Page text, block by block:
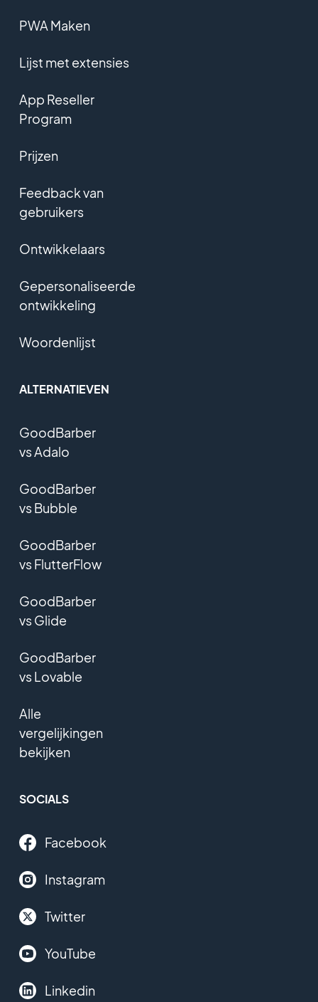
PWA Maken
Lijst met extensies
App Reseller
Program
Prijzen
Feedback van
gebruikers
Ontwikkelaars
Gepersonaliseerde
ontwikkeling
Woordenlijst
ALTERNATIEVEN
GoodBarber
vs Adalo
GoodBarber
vs Bubble
GoodBarber
vs FlutterFlow
GoodBarber
vs Glide
GoodBarber
vs Lovable
Alle
vergelijkingen
bekijken
SOCIALS
Facebook
Instagram
Twitter
YouTube
Linkedin